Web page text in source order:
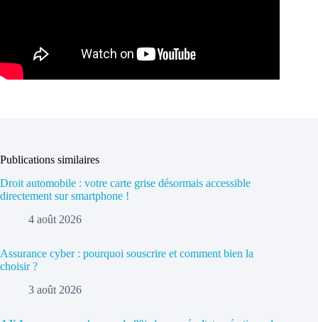
Publications similaires
Droit automobile : votre carte grise désormais accessible
directement sur smartphone !
4 août 2026
Assurance cyber : pourquoi souscrire et comment bien la
choisir ?
3 août 2026